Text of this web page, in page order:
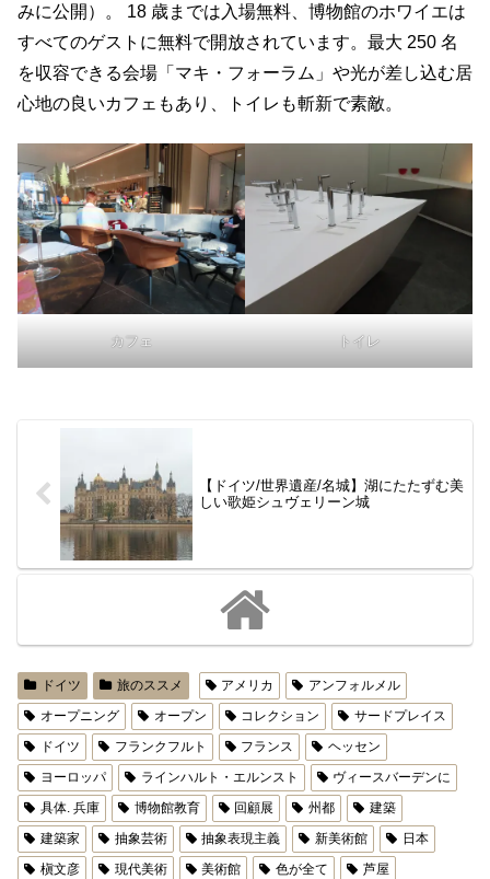
みに公開）。 18 歳までは入場無料、博物館のホワイエは
すべてのゲストに無料で開放されています。最大 250 名
を収容できる会場「マキ・フォーラム」や光が差し込む居
心地の良いカフェもあり、トイレも斬新で素敵。
カフェ トイレ
【ドイツ/世界遺産/名城】湖にたたずむ美
しい歌姫シュヴェリーン城
ドイツ 旅のススメ アメリカ
アンフォルメル
オープニング
オープン コレクション
サードプレイス
ドイツ
フランクフルト フランス
ヘッセン
ヨーロッパ
ラインハルト・エルンスト
ヴィースバーデンに
具体. 兵庫
博物館教育 回顧展 州都
建築
建築家
抽象芸術 抽象表現主義 新美術館
日本
槇文彦
現代美術 美術館 色が全て
芦屋